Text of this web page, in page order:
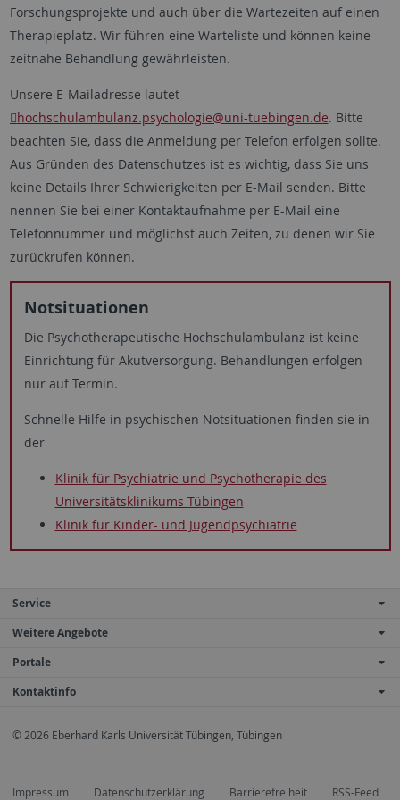
Forschungsprojekte und auch über die Wartezeiten auf einen
Therapieplatz. Wir führen eine Warteliste und können keine
zeitnahe Behandlung gewährleisten.
Unsere E-Mailadresse lautet
hochschulambulanz.psychologie@uni-tuebingen.de. Bitte
beachten Sie, dass die Anmeldung per Telefon erfolgen sollte.
Aus Gründen des Datenschutzes ist es wichtig, dass Sie uns
keine Details Ihrer Schwierigkeiten per E-Mail senden. Bitte
nennen Sie bei einer Kontaktaufnahme per E-Mail eine
Telefonnummer und möglichst auch Zeiten, zu denen wir Sie
zurückrufen können.
Notsituationen
Die Psychotherapeutische Hochschulambulanz ist keine
Einrichtung für Akutversorgung. Behandlungen erfolgen
nur auf Termin.
Schnelle Hilfe in psychischen Notsituationen finden sie in
der
Klinik für Psychiatrie und Psychotherapie des
Universitätsklinikums Tübingen
Klinik für Kinder- und Jugendpsychiatrie
Service
Weitere Angebote
Portale
Kontaktinfo
© 2026 Eberhard Karls Universität Tübingen, Tübingen
Impressum Datenschutzerklärung Barrierefreiheit RSS-Feed